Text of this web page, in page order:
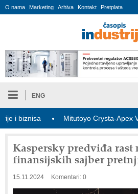
O nama Marketing Arhiva Kontakt Pretplata
ENG
Mitutoyo Crysta-Apex V
Kaspersky predviđa
finansijskih sajber
15.11.2024 Komentari: 0